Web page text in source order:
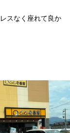
スなく座れて良か